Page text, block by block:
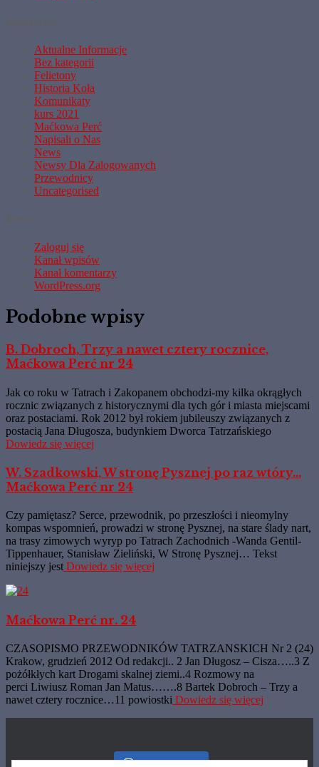
Aktualne Informacje
Bez kategorii
Felietony
Historia Koła
Komunikaty
kurs 2021
Maćkowa Perć
Napisali o Nas
News
Newsy Dla Zalogowanych
Przewodnicy
Uncategorised
Zaloguj się
Kanał wpisów
Kanał komentarzy
WordPress.org
Podobne wpisy
B. Dobroch, Trzy a nawet cztery rocznice,
Maćkowa Perć nr 24
Jak co roku w Tatrach i Zakopanem obchodzi-my kilka okrągłych
rocznic związanych z historycznymi dla tych gór i miasta miejscami
oraz postaciami. Rok 2012 był rokiem jubileuszy związanych z
postacią Jana Długosza, budynkiem Dworca Tatrzańskiego
Dowiedz się więcej
W. Szadkowski, W stronę Pysznej po raz wtóry…
Maćkowa Perć nr 24
Czy pamiętasz? Serce, przewodnik, po przeszłości i nieomylny
kompas wspomnień, prowadzi w stronę Pysznej, na stare ślady nart,
na trasy zimowych wyryp po Tatrach Zachodnich -Wanda Gentil-
Tippenhauer, Stanisław Zieliński, W Stronę Pysznej… Tekst
niniejszy jest Dowiedz się więcej
Maćkowa Perć nr. 24
CZASOPISMO PRZEWODNIKÓW TATRZANSKICH Nr 2 (24)
Krakow, grudzień 2012 Od redakcji.. 2 Jan Długosz – Cisza…..3 Z
pożółkłych kart Drogami skalnej ziemi..4 Rozmowy na
perci Liwiusz Roman Jan Matus…….8 Bartek Dobroch – Trzy a
nawet cztery rocznice…11 powiostki Dowiedz się więcej
Nasz Instagram